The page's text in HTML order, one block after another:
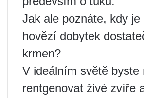
Jak ale poznáte, kdy je
hovězí dobytek
krmen?
V ideálním světě byste
rentgenovat živé zvíře